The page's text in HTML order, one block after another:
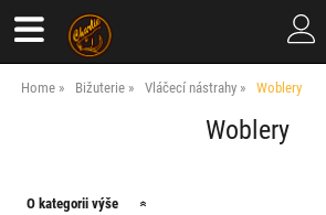
Home Bižuterie Vláčecí nástrahy Woblery
Woblery
O kategorii výše